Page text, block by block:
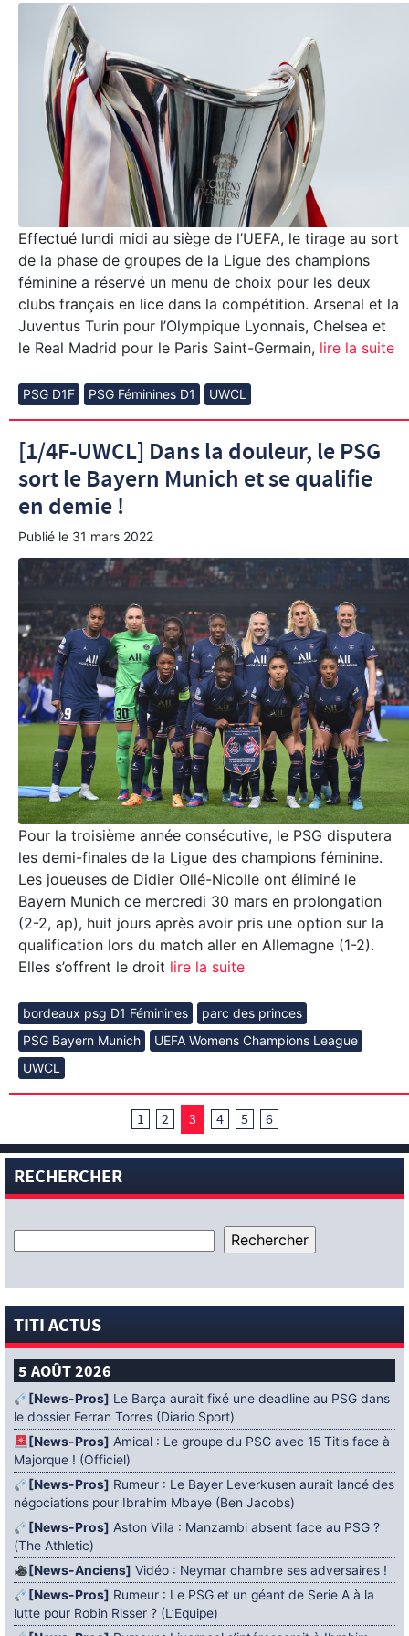
Effectué lundi midi au siège de l’UEFA, le tirage au sort
de la phase de groupes de la Ligue des champions
féminine a réservé un menu de choix pour les deux
clubs français en lice dans la compétition. Arsenal et la
Juventus Turin pour l’Olympique Lyonnais, Chelsea et
le Real Madrid pour le Paris Saint-Germain, lire la suite
PSG D1F PSG Féminines D1 UWCL
[1/4F-UWCL] Dans la douleur, le PSG
sort le Bayern Munich et se qualifie
en demie !
Publié le 31 mars 2022
Pour la troisième année consécutive, le PSG disputera
les demi-finales de la Ligue des champions féminine.
Les joueuses de Didier Ollé-Nicolle ont éliminé le
Bayern Munich ce mercredi 30 mars en prolongation
(2-2, ap), huit jours après avoir pris une option sur la
qualification lors du match aller en Allemagne (1-2).
Elles s’offrent le droit lire la suite
bordeaux psg D1 Féminines
parc des princes
PSG Bayern Munich
UEFA Womens Champions League
UWCL
1 2 3 4 5 6
RECHERCHER
TITI ACTUS
5 AOÛT 2026
[News-Pros] Le Barça aurait fixé une deadline au PSG dans
le dossier Ferran Torres (Diario Sport)
[News-Pros] Amical : Le groupe du PSG avec 15 Titis face à
Majorque ! (Officiel)
[News-Pros] Rumeur : Le Bayer Leverkusen aurait lancé des
négociations pour Ibrahim Mbaye (Ben Jacobs)
[News-Pros] Aston Villa : Manzambi absent face au PSG ?
(The Athletic)
[News-Anciens] Vidéo : Neymar chambre ses adversaires !
[News-Pros] Rumeur : Le PSG et un géant de Serie A à la
lutte pour Robin Risser ? (L’Equipe)